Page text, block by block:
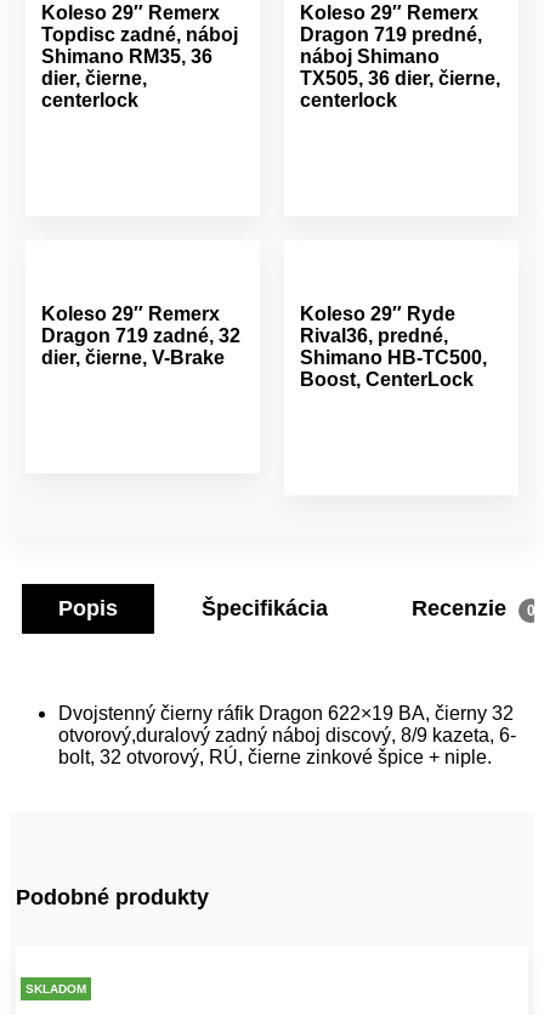
Koleso 29″ Remerx
Topdisc zadné, náboj
Shimano RM35, 36
dier, čierne,
centerlock
Koleso 29″ Remerx
Dragon 719 predné,
náboj Shimano
TX505, 36 dier, čierne,
centerlock
Koleso 29″ Remerx
Dragon 719 zadné, 32
dier, čierne, V-Brake
Koleso 29″ Ryde
Rival36, predné,
Shimano HB-TC500,
Boost, CenterLock
Popis Špecifikácia Recenzie 0
Dvojstenný čierny ráfik Dragon 622×19 BA, čierny 32
otvorový,duralový zadný náboj discový, 8/9 kazeta, 6-
bolt, 32 otvorový, RÚ, čierne zinkové špice + niple.
Podobné produkty
SKLADOM